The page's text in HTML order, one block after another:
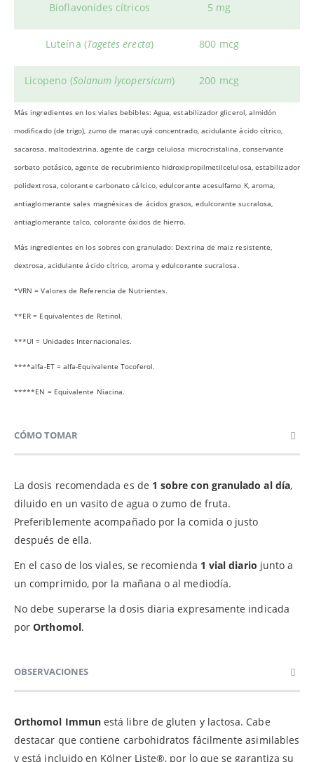
Bioflavonides cítricos 5 mg
Luteína (Tagetes erecta) 800 mcg
Licopeno (Solanum lycopersicum) 200 mcg
Más ingredientes en los viales bebibles: Agua, estabilizador glicerol, almidón
modificado (de trigo), zumo de maracuyá concentrado, acidulante ácido cítrico,
sacarosa, maltodextrina, agente de carga celulosa microcristalina, conservante
sorbato potásico, agente de recubrimiento hidroxipropilmetilcelulosa, estabilizador
polidextrosa, colorante carbonato cálcico, edulcorante acesulfamo K, aroma,
antiaglomerante sales magnésicas de ácidos grasos, edulcorante sucralosa,
antiaglomerante talco, colorante óxidos de hierro.
Más ingredientes en los sobres con granulado: Dextrina de maiz resistente,
dextrosa, acidulante ácido cítrico, aroma y edulcorante sucralosa.
*VRN = Valores de Referencia de Nutrientes.
**ER = Equivalentes de Retinol.
***UI = Unidades Internacionales.
****alfa-ET = alfa-Equivalente Tocoferol.
*****EN = Equivalente Niacina.
CÓMO TOMAR
La dosis recomendada es de 1 sobre con granulado al día,
diluido en un vasito de agua o zumo de fruta.
Preferiblemente acompañado por la comida o justo
después de ella.
En el caso de los viales, se recomienda 1 vial diario junto a
un comprimido, por la mañana o al mediodía.
No debe superarse la dosis diaria expresamente indicada
porOrthomol.
OBSERVACIONES
Orthomol Immunestá libre de gluten y lactosa. Cabe
destacar que contiene carbohidratos fácilmente asimilables
y está incluido en Kölner Liste®, por lo que se garantiza su